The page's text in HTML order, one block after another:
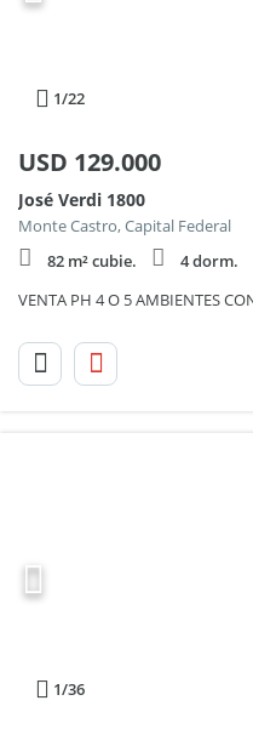
1/22
USD 129.000
José Verdi 1800
Monte Castro, Capital Federal
82 m² cubie.
4 dorm.
VENTA PH 4 O 5 AMBIENTES
1/36